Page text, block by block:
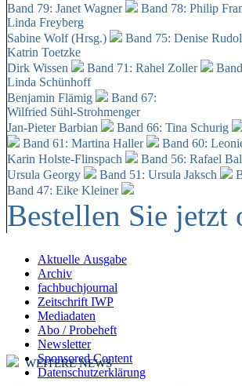
Band 79: Janet Wagner Band 78: Philip
Linda Freyberg
Sabine Wolf (Hrsg.)
Band 75: Denise
Katrin Toetzke
Dirk Wissen
Band 71: Rahel Zoller
Linda Schünhoff
Benjamin Flämig
Band 67:
Wilfried Sühl-Strohmenger
Jan-Pieter Barbian
Band 66: Tina Schurig
Band 61: Martina Haller
Band 60:
Karin Holste-Flinspach
Band 56: Rafael
Ursula Georgy
Band 51: Ursula Jaksch
Band 47: Eike Kleiner
Bestellen Sie jetzt
Aktuelle Ausgabe
Archiv
fachbuchjournal
Zeitschrift IWP
Mediadaten
Abo / Probeheft
Newsletter
Sponsored Content
Datenschutzerklärung
WEITERE NEWS